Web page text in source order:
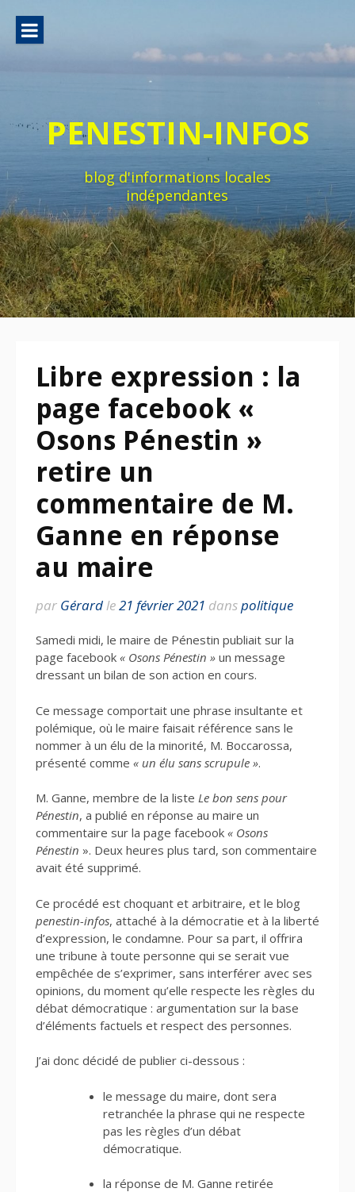
contenu
PENESTIN-INFOS
blog d'informations locales
indépendantes
Libre expression : la
page facebook «
Osons Pénestin »
retire un
commentaire de M.
Ganne en réponse
au maire
par Gérardle21 février 2021 danspolitique
Samedi midi, le maire de Pénestin publiait sur la
page facebook « Osons Pénestin » un message
dressant un bilan de son action en cours.
Ce message comportait une phrase insultante et
polémique, où le maire faisait référence sans le
nommer à un élu de la minorité, M. Boccarossa,
présenté comme « un élu sans scrupule ».
M. Ganne, membre de la liste Le bon sens pour
Pénestin, a publié en réponse au maire un
commentaire sur la page facebook « Osons
Pénestin ». Deux heures plus tard, son commentaire
avait été supprimé.
Ce procédé est choquant et arbitraire, et le blog
penestin-infos, attaché à la démocratie et à la liberté
d’expression, le condamne. Pour sa part, il offrira
une tribune à toute personne qui se serait vue
empêchée de s’exprimer, sans interférer avec ses
opinions, du moment qu’elle respecte les règles du
débat démocratique : argumentation sur la base
d’éléments factuels et respect des personnes.
J’ai donc décidé de publier ci-dessous :
le message du maire, dont sera
retranchée la phrase qui ne respecte
pas les règles d’un débat
démocratique.
la réponse de M. Ganne retirée